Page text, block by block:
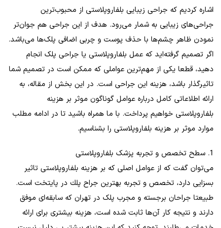
اشاره کردیم که جراحی زیبایی بلفاروپلاستی از محبوب‌ترین
جراحی‌های زیبایی به شمار می‌رود. هدف از این جراحی هم جوان‌تر
نمودن ظاهر چشم‌ها با حذف پوست و چربی اضافی پلک‌ها می‌باشد.
اگر تصمیم گرفته‌اید که عمل بلفاروپلاستی یا جراحی پلک انجام
دهید، قطعا یکی از مهم‌ترین عواملی که ممکن است در تصمیم شما
تاثیرگذار باشد، هزینه این جراحی است. در این بخش از مقاله، به
ارائه اطلاعاتی کامل درباره عوامل گوناگون موثر بر هزینه
بلفاروپلاستی خواهیم پرداخت. با ما همراه باشید تا در ادامه مطلب
موارد موثر بر هزینه بلفاروپلاستی را بشناسیم.
1. سطح تخصص و تجربه پزشک بلفاروپلاستی
می‌توان گفت که از عوامل اصلی که بر هزینه بلفاروپلاستی تاثیر
بسزایی دارد، تخصص و تجربه بهترين جراح پلك در پایتخت است.
طبیعتا جراحان برجسته و مجرب پلک در تهران که سابقه‌ای موفق
دارند و نتیجه کار آن‌ها ثابت شده است، هزینه‌ بیشتری برای ارائه